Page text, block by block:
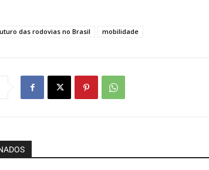
das rodovias no Brasil mobilidade